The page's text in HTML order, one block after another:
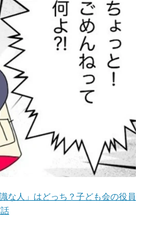
な人」はどっち？子ども会の役員